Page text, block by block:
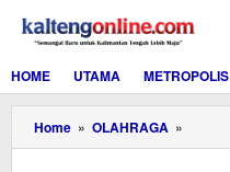
konten
HOME
UTAMA METROPOLIS
Home » OLAHRAGA »
Kobar